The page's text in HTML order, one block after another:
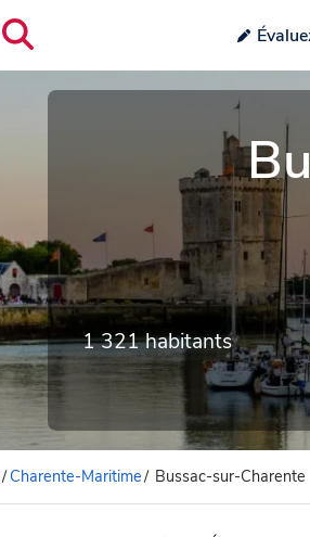
1 321 habitants
/Charente-Maritime/ Bussac-sur-Charente